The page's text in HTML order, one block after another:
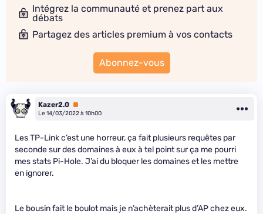
Intégrez la communauté et prenez part aux
débats
Partagez des articles premium à vos contacts
Abonnez-vous
Kazer2.0 Premium
Le 14/03/2022 à 10h00
Les TP-Link c’est une horreur, ça fait plusieurs requêtes par
seconde sur des domaines à eux à tel point sur ça me pourri
mes stats Pi-Hole. J’ai du bloquer les domaines et les mettre
en ignorer.
Le bousin fait le boulot mais je n’achèterait plus d’AP chez eux.